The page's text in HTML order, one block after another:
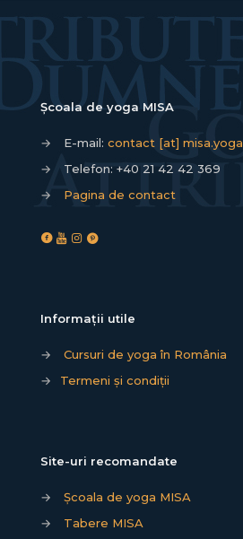
Școala de yoga MISA
→ E-mail: contact [at] misa.yoga
→
Telefon: +40 21 42 42 369
→
Pagina de contact
Informații utile
→
Cursuri de yoga în România
→
Termeni și condiții
Site-uri recomandate
→
Școala de yoga MISA
→
Tabere MISA